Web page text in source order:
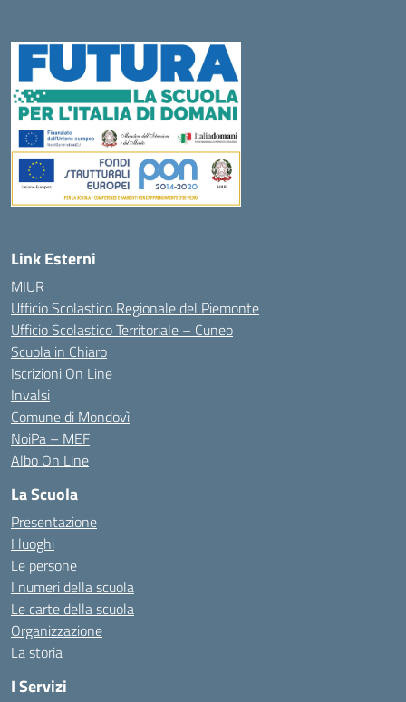
Link Esterni
MIUR
Ufficio Scolastico Regionale del Piemonte
Ufficio Scolastico Territoriale – Cuneo
Scuola in Chiaro
Iscrizioni On Line
Invalsi
Comune di Mondovì
NoiPa – MEF
Albo On Line
La Scuola
Presentazione
I luoghi
Le persone
I numeri della scuola
Le carte della scuola
Organizzazione
La storia
I Servizi